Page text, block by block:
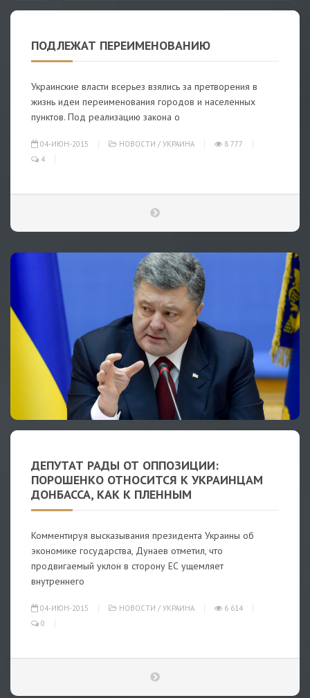
ПОДЛЕЖАТ ПЕРЕИМЕНОВАНИЮ
Украинские власти всерьез взялись за претворения в
жизнь идеи переименования городов и населенных
пунктов. Под реализацию закона о
04-ИЮН-2015 НОВОСТИ / УКРАИНА
8 777
4
ДЕПУТАТ РАДЫ ОТ ОППОЗИЦИИ:
ПОРОШЕНКО ОТНОСИТСЯ К УКРАИНЦАМ
ДОНБАССА, КАК К ПЛЕННЫМ
Комментируя высказывания президента Украины об
экономике государства, Дунаев отметил, что
продвигаемый уклон в сторону ЕС ущемляет
внутреннего
04-ИЮН-2015 НОВОСТИ / УКРАИНА
6 614
0